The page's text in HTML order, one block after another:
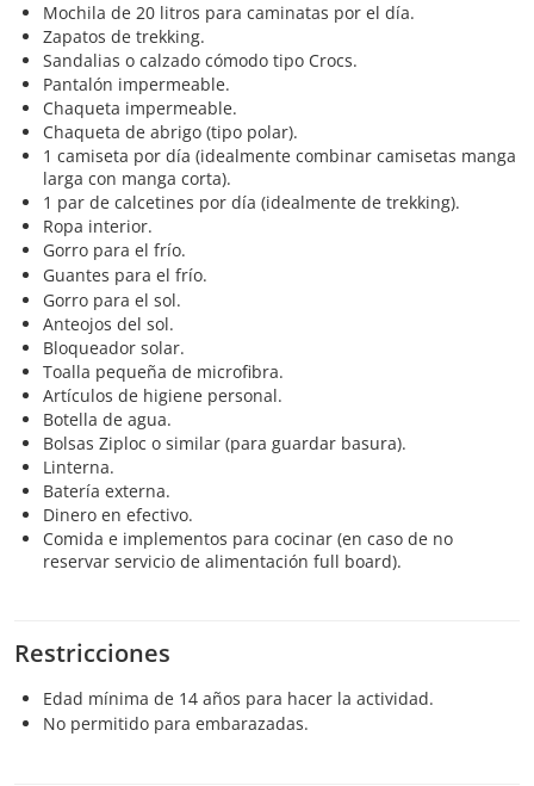
Mochila de 20 litros para caminatas por el día.
Zapatos de trekking.
Sandalias o calzado cómodo tipo Crocs.
Pantalón impermeable.
Chaqueta impermeable.
Chaqueta de abrigo (tipo polar).
1 camiseta por día (idealmente combinar camisetas manga
larga con manga corta).
1 par de calcetines por día (idealmente de trekking).
Ropa interior.
Gorro para el frío.
Guantes para el frío.
Gorro para el sol.
Anteojos del sol.
Bloqueador solar.
Toalla pequeña de microfibra.
Artículos de higiene personal.
Botella de agua.
Bolsas Ziploc o similar (para guardar basura).
Linterna.
Batería externa.
Dinero en efectivo.
Comida e implementos para cocinar (en caso de no
reservar servicio de alimentación full board).
Restricciones
Edad mínima de 14 años para hacer la actividad.
No permitido para embarazadas.